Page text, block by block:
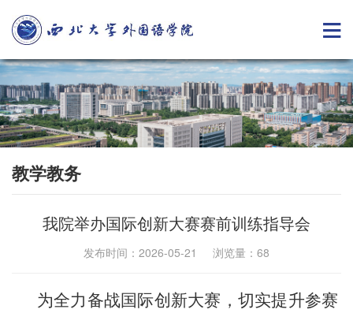
教学教务
我院举办国际创新大赛赛前训练指导会
发布时间：2026-05-21 浏览量： 68
为全力备战国际创新大赛，切实提升参赛